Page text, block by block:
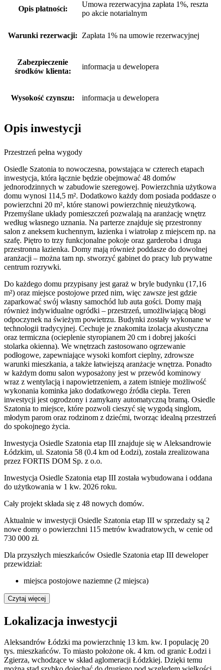
Opis płatności:
Umowa rezerwacyjna zapłata 1%, reszta
po akcie notarialnym
Warunki rezerwacji: Zapłata 1% na umowie rezerwacyjnej
Zabezpieczenie
środków klienta:
informacja u dewelopera
Wysokość czynszu: informacja u dewelopera
Opis inwestycji
Przestrzeń pełna wygody
Osiedle Szatonia to nowoczesna, powstająca w czterech etapach
inwestycja, która łącznie będzie obejmować 48 domów
jednorodzinnych w zabudowie szeregowej. Powierzchnia użytkowa
domu wynosi 114,5 m². Dodatkowo każdy dom posiada poddasze o
powierzchni 20 m², które stanowi powierzchnię nieużytkową.
Przemyślane układy pomieszczeń pozwalają na aranżację wnętrz
według własnego uznania. Na parterze znajduje się przestronny
salon z aneksem kuchennym, łazienka i wiatrołap z miejscem np. na
szafę. Piętro to trzy funkcjonalne pokoje oraz garderoba i druga
przestronna łazienka. Domy mają również poddasze do dowolnej
aranżacji – można tam np. stworzyć gabinet do pracy lub prywatne
centrum rozrywki.
Do każdego domu przypisany jest garaż w bryle budynku (17,16
m²) oraz miejsce postojowe przed nim, więc zawsze jest gdzie
zaparkować swój własny samochód lub auta gości. Domy mają
również indywidualne ogródki – przestrzeń, umożliwiającą błogi
odpoczynek na świeżym powietrzu. Budynki zostały wykonane w
technologii tradycyjnej. Cechuje je znakomita izolacja akustyczna
oraz termiczna (ocieplenie styropianem 20 cm i dobrej jakości
stolarka okienna). We wnętrzach zastosowano ogrzewanie
podłogowe, zapewniające wysoki komfort cieplny, zdrowsze
warunki mieszkania, a także łatwiejszą aranżacje wnętrza. Ponadto
w każdym domu salon wyposażony jest w przewód kominowy
wraz z wentylacją i napowietrzeniem, a zatem istnieje możliwość
wykonania kominka jako dodatkowego źródła ciepła. Teren
inwestycji jest ogrodzony i zamykany automatyczną bramą. Osiedle
Szatonia to miejsce, które pozwoli cieszyć się wygodą singlom,
młodym parom oraz rodzinom z dziećmi, tworząc idealną przestrzeń
do spokojnego życia.
Inwestycja Osiedle Szatonia etap III znajduje się w Aleksandrowie
Łódzkim, ul. Szatonia 58 (0.4 km od Łodzi), została zrealizowana
przez FORTIS DOM Sp. z o.o.
Inwestycja Osiedle Szatonia etap III została wybudowana i oddana
do użytkowania w 1 kw. 2026 roku.
Cały projekt składa się z 48 nowych domów.
Aktualnie w inwestycji Osiedle Szatonia etap III w sprzedaży są 2
nowe domy o powierzchni 115 metrów kwadratowych, w cenie od
730 000 zł.
Dla przyszłych mieszkańców Osiedle Szatonia etap III deweloper
przewidział:
miejsca postojowe naziemne (2 miejsca)
Czytaj więcej
Lokalizacja inwestycji
Aleksandrów Łódzki ma powierzchnię 13 km. kw. I populację 20
tys. mieszkańców. To miasto położone ok. 4 km. od granic Łodzi i
Zgierza, wchodzące w skład aglomeracji Łódzkiej. Dzięki temu